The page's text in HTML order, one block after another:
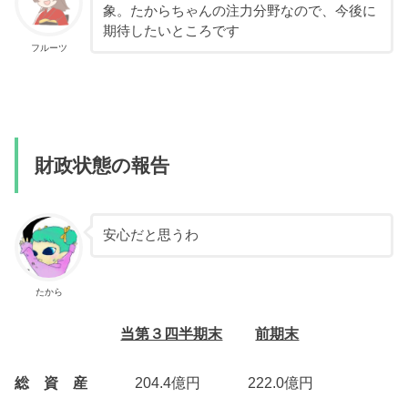
フルーツ
象。たからちゃんの注力分野なので、今後に
期待したいところです
財政状態の報告
たから
安心だと思うわ
当第３四半期末 前期末
総 資 産 204.4億円 222.0億円